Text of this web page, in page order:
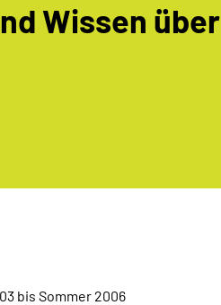
Wissen über
bis Sommer 2006